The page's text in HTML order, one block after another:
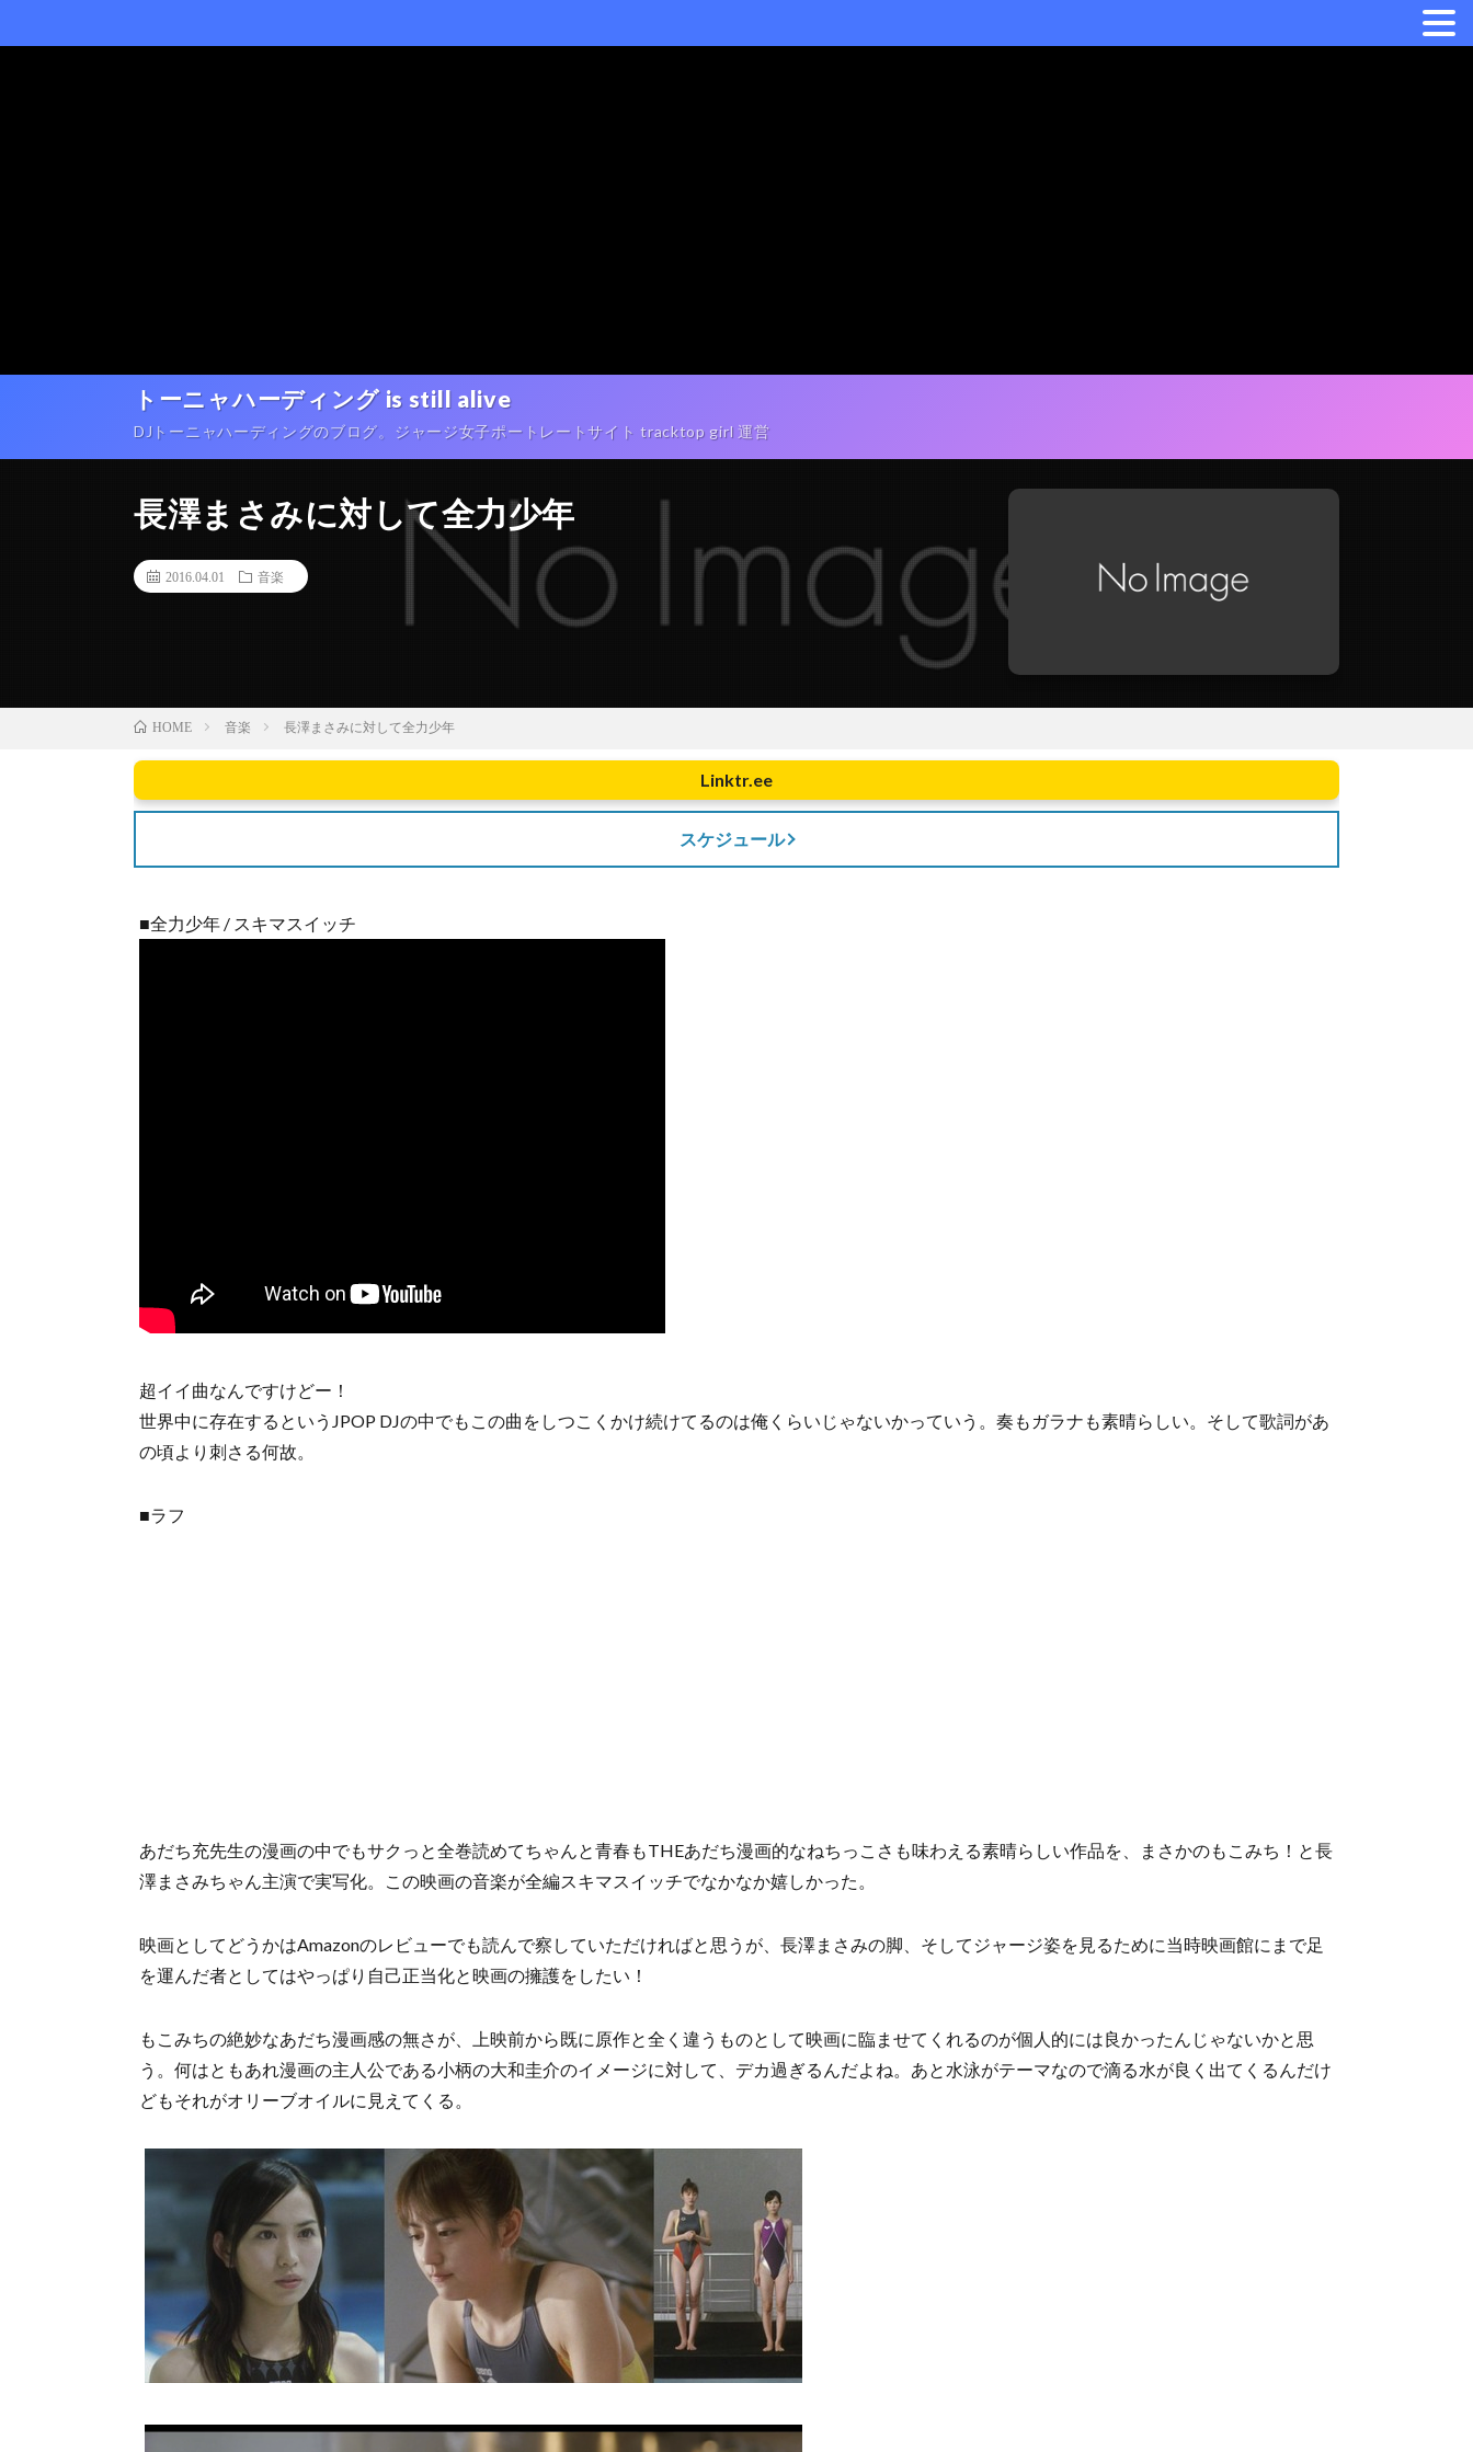
トーニャハーディング is still alive
DJトーニャハーディングのブログ。ジャージ女子ポートレートサイト tracktop girl 運営
長澤まさみに対して全力少年
2016.04.01 音楽
HOME 音楽 長澤まさみに対して全力少年
Linktr.ee
スケジュール
■全力少年 / スキマスイッチ
超イイ曲なんですけどー！
世界中に存在するというJPOP DJの中でもこの曲をしつこくかけ続けてるのは俺くらいじゃないかっていう。奏もガラナも素晴らしい。そして歌詞があ
の頃より刺さる何故。
■ラフ
あだち充先生の漫画の中でもサクっと全巻読めてちゃんと青春もTHEあだち漫画的なねちっこさも味わえる素晴らしい作品を、まさかのもこみち！と長
澤まさみちゃん主演で実写化。この映画の音楽が全編スキマスイッチでなかなか嬉しかった。
映画としてどうかはAmazonのレビューでも読んで察していただければと思うが、長澤まさみの脚、そしてジャージ姿を見るために当時映画館にまで足
を運んだ者としてはやっぱり自己正当化と映画の擁護をしたい！
もこみちの絶妙なあだち漫画感の無さが、上映前から既に原作と全く違うものとして映画に臨ませてくれるのが個人的には良かったんじゃないかと思
う。何はともあれ漫画の主人公である小柄の大和圭介のイメージに対して、デカ過ぎるんだよね。あと水泳がテーマなので滴る水が良く出てくるんだけ
どもそれがオリーブオイルに見えてくる。